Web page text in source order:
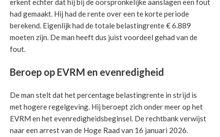
erkent echter dat hij bij de oorspronkelijke aanslagen een fout
had gemaakt. Hij had de rente over een te korte periode
berekend. Eigenlijk had de totale belastingrente € 6.889
moeten zijn. De man heeft dus juist voordeel gehad van de
fout.
Beroep op EVRM en evenredigheid
De man stelt dat het percentage belastingrente in strijd is
met hogere regelgeving. Hij beroept zich onder meer op het
EVRM en het evenredigheidsbeginsel. De rechtbank verwijst
naar een arrest van de Hoge Raad van 16 januari 2026.